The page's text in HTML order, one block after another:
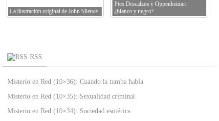
La ilustración original de John Silence
Pies Descalzos y Oppenheimer:
¿blanco y negro?
RSS
Misterio en Red (10×36): Cuando la tumba habla
Misterio en Red (10×35): Sexualidad criminal
Misterio en Red (10×34): Sociedad esotérica